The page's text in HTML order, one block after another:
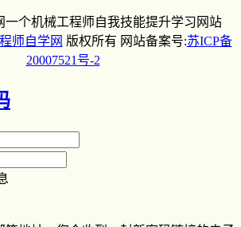
一个机械工程师自我技能提升学习网站
师自学网 版权所有 网站备案号:苏ICP备
20007521号-2